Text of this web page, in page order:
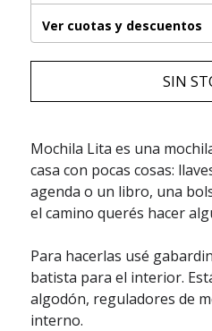
Ver cuotas y descuentos
SIN
Mochila Lita es una
casa con pocas cosas:
agenda o un libro, una
el camino querés hacer
Para hacerlas usé
batista para el interior.
algodón, reguladores de
interno.